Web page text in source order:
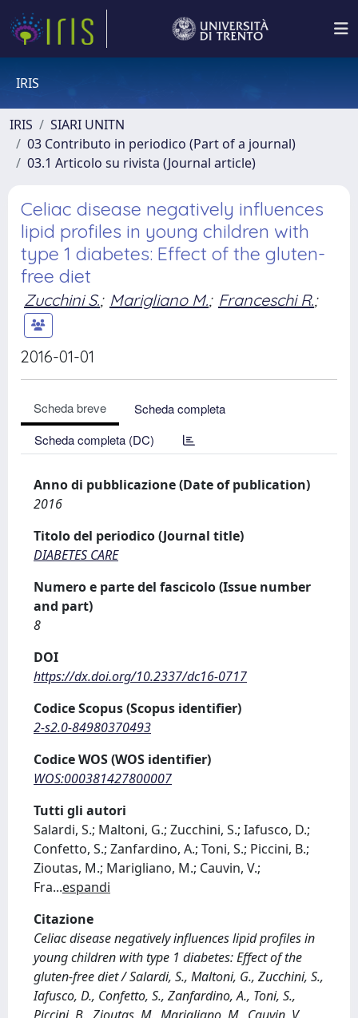
IRIS
IRIS
SIARI UNITN
03 Contributo in periodico (Part of a journal)
03.1 Articolo su rivista (Journal article)
Celiac disease negatively influences
lipid profiles in young children with
type 1 diabetes: Effect of the gluten-
free diet
Zucchini S.; Marigliano M.; Franceschi R.;
2016-01-01
Scheda breve
Scheda completa
Scheda completa (DC)
Anno di pubblicazione (Date of publication)
2016
Titolo del periodico (Journal title)
DIABETES CARE
Numero e parte del fascicolo (Issue number
and part)
8
DOI
https://dx.doi.org/10.2337/dc16-0717
Codice Scopus (Scopus identifier)
2-s2.0-84980370493
Codice WOS (WOS identifier)
WOS:000381427800007
Tutti gli autori
Salardi, S.; Maltoni, G.; Zucchini, S.; Iafusco, D.;
Confetto, S.; Zanfardino, A.; Toni, S.; Piccini, B.;
Zioutas, M.; Marigliano, M.; Cauvin, V.;
Fra...espandi
Citazione
Celiac disease negatively influences lipid profiles in
young children with type 1 diabetes: Effect of the
gluten-free diet / Salardi, S., Maltoni, G., Zucchini, S.,
Iafusco, D., Confetto, S., Zanfardino, A., Toni, S.,